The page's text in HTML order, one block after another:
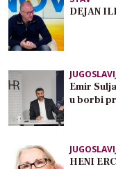
DEJAN
Emir
u borbi
HENI